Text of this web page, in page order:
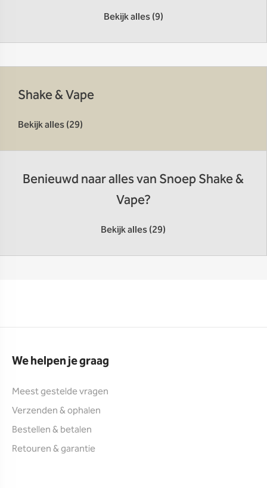
Bekijk alles (9)
Shake & Vape
Bekijk alles (29)
Benieuwd naar alles van Snoep Shake &
Vape?
Bekijk alles (29)
We helpen je graag
Meest gestelde vragen
Verzenden & ophalen
Bestellen & betalen
Retouren & garantie